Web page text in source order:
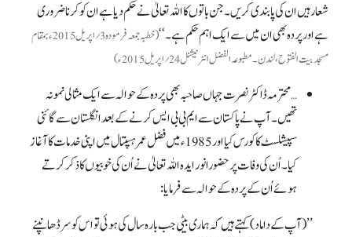
شعار ہیں ان کی پابندی کریں۔ جن باتوں کا اللہ تعالیٰ نے حکم دیا ہے ان کو کرنا ضروری
ہے اور پردہ بھی ان میں سے ایک اہم حکم ہے۔ ‘‘
(خطبہ جمعہ فرمودہ 3؍اپریل 2015ء بمقام
مسجد بیت الفتوح، لندن۔ مطبوعہ الفضل انٹرنیشنل 24؍اپریل 2015ء)
…محترمہ ڈاکٹر نصرت جہاں صاحبہ بھی پردہ کے حوالہ سے ایک مثالی نمونہ
تھیں۔ آپ نے پاکستان سے ایم بی بی ایس کرنے کے بعد انگلستان سے گائنی
سپیشلسٹ کا کورس کیا اور 1985ء میں فضل عمر ہسپتال میں اپنی خدمات کا آغاز
کیا۔ اُن کی وفات پر حضورانور ایدہ اللہ تعالیٰ نے اُن کی خوبیوں کا ذکر کرتے
ہوئے اُن کے پردہ کے حوالہ سے فرمایا:
’’(آپ کے داماد) کہتے ہیں کہ ہماری بیٹی جب بارہ سال کی ہوئی تو اس کو سر ڈھانپنے